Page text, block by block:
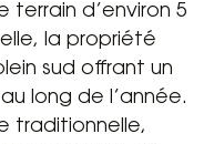
terrain d’environ 5
la propriété
sud offrant un
long de l’année.
traditionnelle,